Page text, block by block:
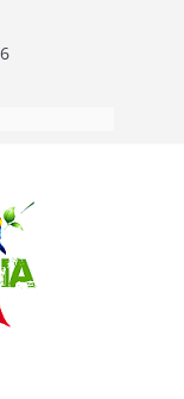
en cantón
prisión a
de